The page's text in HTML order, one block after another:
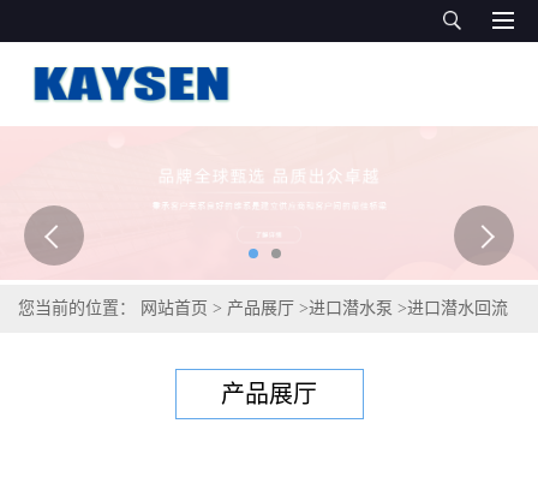
您当前的位置： 网站首页 > 产品展厅 >进口潜水泵 >进口潜水回流
产品展厅